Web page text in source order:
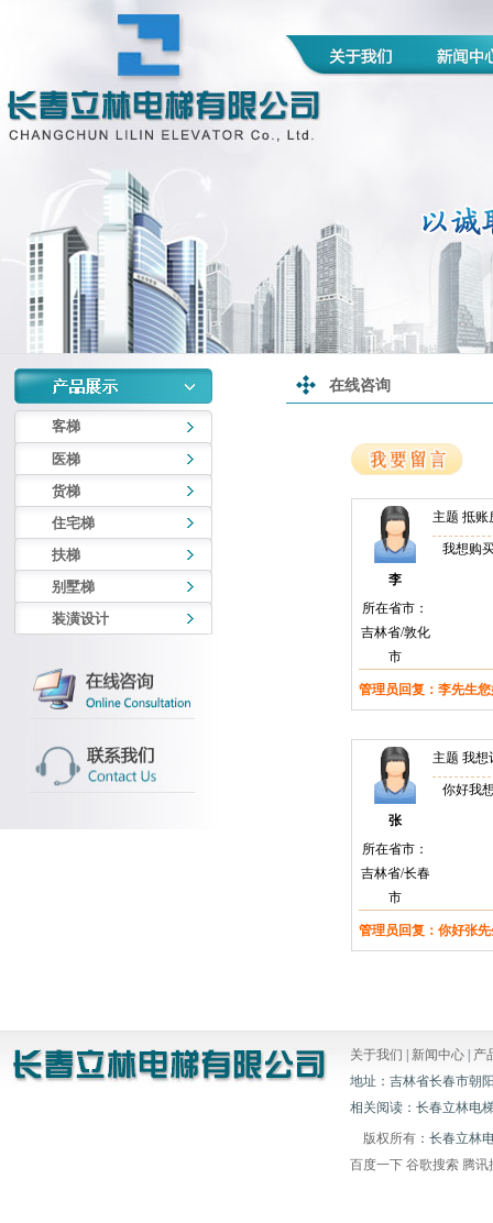
客梯
医梯
货梯
住宅梯
扶梯
别墅梯
装潢设计
在线咨询
主题 抵账
我想购
李
所在省市：
吉林省/敦化
市
管理员回复：李先生
主题 我想
你好我
张
所在省市：
吉林省/长春
市
管理员回复：你好张
关于我们 新闻中心
产
地址：吉林省长春市朝
相关阅读：长春立林电
版权所有 ：长春立
百度一下 谷歌搜索 腾讯